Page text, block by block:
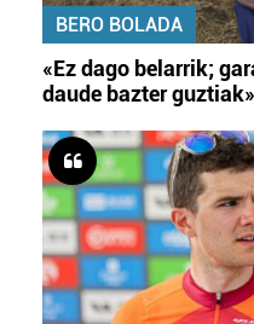
BERO BOLADA
«Ez dago belarrik;
daude bazter guztiak»